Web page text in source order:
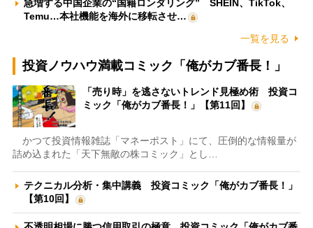
急増する中国企業の“国籍ロンダリング” SHEIN、TikTok、
Temu…本社機能を海外に移転させ…
一覧を見る
投資ノウハウ満載コミック「俺がカブ番長！」
「売り時」を逃さないトレンド見極め術 投資コ
ミック「俺がカブ番長！」【第11回】
かつて投資情報雑誌「マネーポスト」にて、圧倒的な情報量が
詰め込まれた「天下無敵の株コミック」とし…
テクニカル分析・集中講義 投資コミック「俺がカブ番長！」
【第10回】